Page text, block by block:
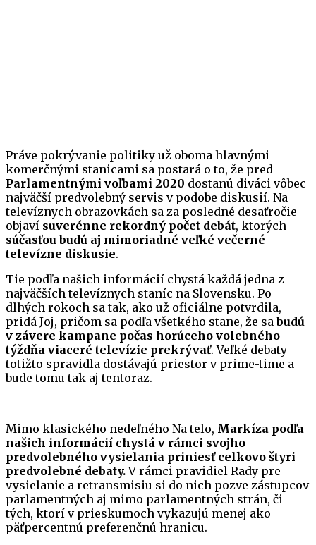
Práve pokrývanie politiky už oboma hlavnými
komerčnými stanicami sa postará o to, že pred
Parlamentnými voľbami 2020 dostanú diváci vôbec
najväčší predvolebný servis v podobe diskusií. Na
televíznych obrazovkách sa za posledné desaťročie
objaví suverénne rekordný počet debát, ktorých
súčasťou budú aj mimoriadné veľké večerné
televízne diskusie.
Tie podľa našich informácií chystá každá jedna z
najväčších televíznych staníc na Slovensku. Po
dlhých rokoch sa tak, ako už oficiálne potvrdila,
pridá Joj, pričom sa podľa všetkého stane, že sabudú
v závere kampane počas horúceho volebného
týždňa viaceré televízie prekrývať. Veľké debaty
totižto spravidla dostávajú priestor v prime-time a
bude tomu tak aj tentoraz.
Mimo klasického nedeľného Na telo, Markíza podľa
našich informácií chystá v rámci svojho
predvolebného vysielania priniesť celkovo štyri
predvolebné debaty.V rámci pravidiel Rady pre
vysielanie a retransmisiu si do nich pozve zástupcov
parlamentných aj mimo parlamentných strán, či
tých, ktorí v prieskumoch vykazujú menej ako
päťpercentnú preferenčnú hranicu.